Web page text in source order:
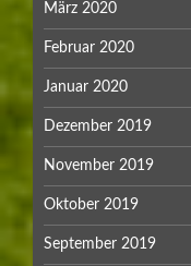
März 2020
Februar 2020
Januar 2020
Dezember 2019
November 2019
Oktober 2019
September 2019